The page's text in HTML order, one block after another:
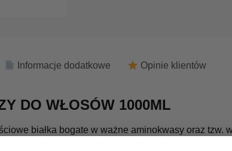
Informacje dodatkowe Opinie klientów
DO WŁOSÓW 1000ML
białka bogate w ważne aminokwasy oraz tzw.
że włosy są głęboko odżywione, poprawia